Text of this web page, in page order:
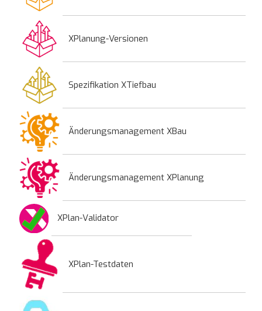
XPlanung-Versionen
Spezifikation XTiefbau
Änderungsmanagement XBau
Änderungsmanagement XPlanung
XPlan-Validator
XPlan-Testdaten